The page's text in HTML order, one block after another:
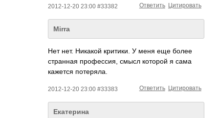
2012-12-20 23:00 #33382 Цитировать
Ответить
Mirra
Нет нет. Никакой критики. У меня еще более
странная профессия, смысл которой я сама
кажется потеряла.
2012-12-20 23:00 #33383 Цитировать
Ответить
Екатерина